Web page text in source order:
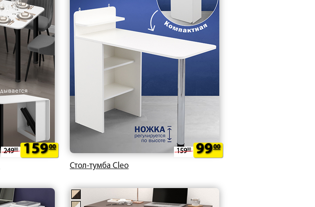
24900 15900
Стол-тумба Cleo
15900 9900